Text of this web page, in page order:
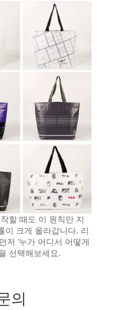
할 때도 이 원칙만 지
이 크게 올라갑니다. 리
저 ‘누가 어디서 어떻게
선택해보세요.
의